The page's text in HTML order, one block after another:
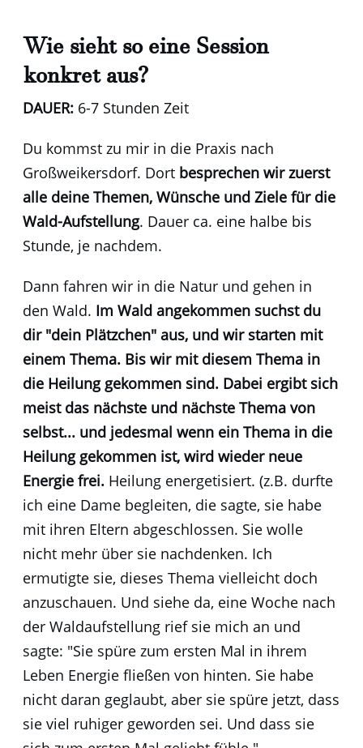
Wie sieht so eine Session
konkret aus?
DAUER: 6-7 Stunden Zeit
Du kommst zu mir in die Praxis nach
Großweikersdorf. Dort besprechen wir zuerst
alle deine Themen, Wünsche und Ziele für die
Wald-Aufstellung. Dauer ca. eine halbe bis
Stunde, je nachdem.
Dann fahren wir in die Natur und gehen in
den Wald. Im Wald angekommen suchst du
dir "dein Plätzchen" aus, und wir starten mit
einem Thema. Bis wir mit diesem Thema in
die Heilung gekommen sind. Dabei ergibt sich
meist das nächste und nächste Thema von
selbst... und jedesmal wenn ein Thema in die
Heilung gekommen ist, wird wieder neue
Energie frei. Heilung energetisiert. (z.B. durfte
ich eine Dame begleiten, die sagte, sie habe
mit ihren Eltern abgeschlossen. Sie wolle
nicht mehr über sie nachdenken. Ich
ermutigte sie, dieses Thema vielleicht doch
anzuschauen. Und siehe da, eine Woche nach
der Waldaufstellung rief sie mich an und
sagte: "Sie spüre zum ersten Mal in ihrem
Leben Energie fließen von hinten. Sie habe
nicht daran geglaubt, aber sie spüre jetzt, dass
sie viel ruhiger geworden sei. Und dass sie